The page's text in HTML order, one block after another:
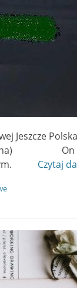
Jeszcze
On
Czytaj